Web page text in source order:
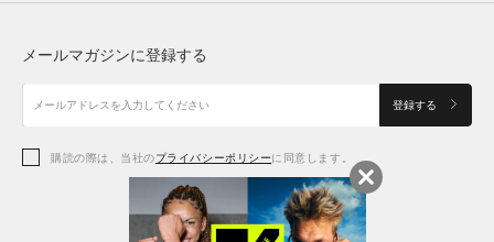
アクセサリー
アクセサリー
シューズ
アクセサリー
シューズ
メールマガジンに登録する
登録する
購読の際は、当社のプライバシーポリシーに同意します。